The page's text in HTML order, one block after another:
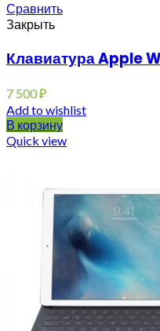
Сравнить
Закрыть
Клавиатура Apple
7 500₽
Add to wishlist
В корзину
Quick view